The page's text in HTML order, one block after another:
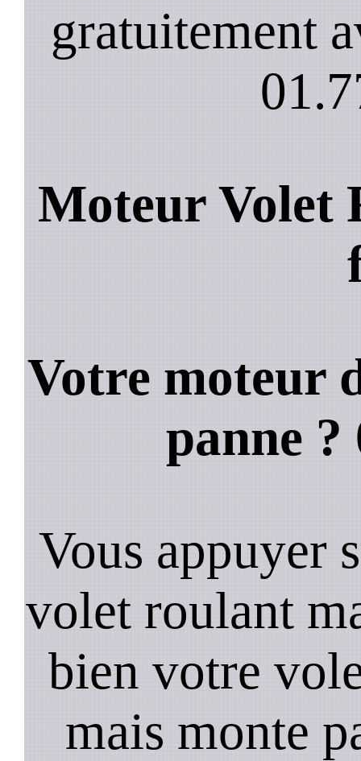
gratuitement
Moteur Volet
Votre moteur
panne ?
Vous appuyer
volet roulant
bien votre
mais monte